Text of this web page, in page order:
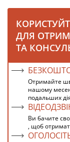
ДЛЯ
ТА
Отримайте
нашому
подальших
Ви бачите
, щоб